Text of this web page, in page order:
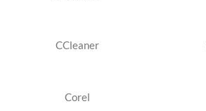
CCleaner
Corel